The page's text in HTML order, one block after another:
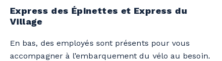
Express des Épinettes et Express du
Village
En bas, des employés sont présents pour vous
accompagner à l’embarquement du vélo au besoin.